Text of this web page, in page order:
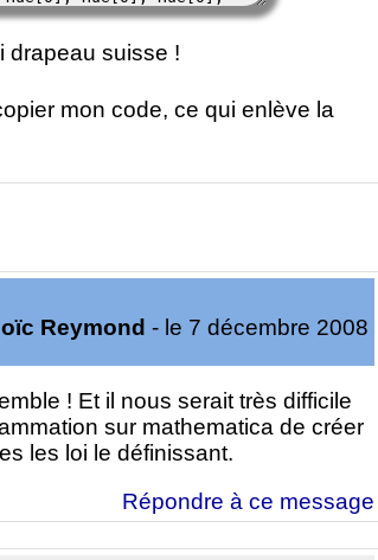
drapeau suisse !
mon code, ce qui enlève la
Reymond - le 7 décembre 2008
! Et il nous serait très difficile
sur mathematica de créer
les loi le définissant.
Répondre à ce message